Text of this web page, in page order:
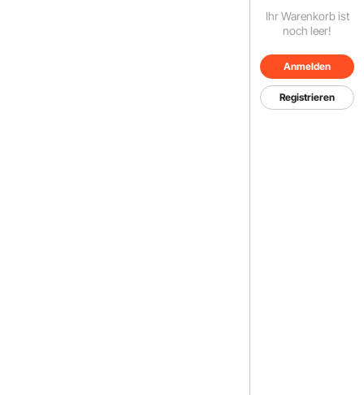
Ihr Warenkorb ist
noch leer!
Anmelden
Registrieren